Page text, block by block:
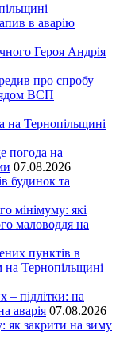
в аварію
Героя Андрія
про спробу
ВСП
на Тернопільщині
погода на
07.08.2026
будинок та
мінімуму: які
маловоддя на
пунктів в
на Тернопільщині
– підлітки: на
аварія 07.08.2026
як закрити на зиму